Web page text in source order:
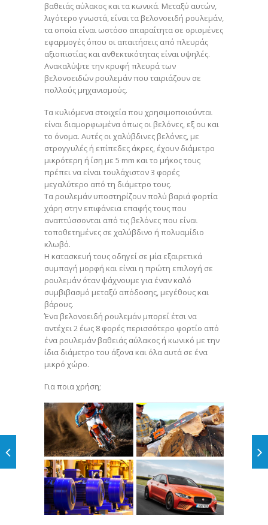
βαθειάς αύλακος και τα κωνικά. Μεταξύ αυτών,
λιγότερο γνωστά, είναι τα βελονοειδή ρουλεμάν,
τα οποία είναι ωστόσο απαραίτητα σε ορισμένες
εφαρμογές όπου οι απαιτήσεις από πλευράς
αξιοπιστίας και ανθεκτικότητας είναι υψηλές.
Ανακαλύψτε την κρυφή πλευρά των
βελονοειδών ρουλεμάν που ταιριάζουν σε
πολλούς μηχανισμούς.
Τα κυλιόμενα στοιχεία που χρησιμοποιούνται
είναι διαμορφωμένα όπως οι βελόνες, εξ ου και
το όνομα. Αυτές οι χαλύβδινες βελόνες, με
στρογγυλές ή επίπεδες άκρες, έχουν διάμετρο
μικρότερη ή ίση με 5 mm και το μήκος τους
πρέπει να είναι τουλάχιστον 3 φορές
μεγαλύτερο από τη διάμετρο τους.
Τα ρουλεμάν υποστηρίζουν πολύ βαριά φορτία
χάρη στην επιφάνεια επαφής τους που
αναπτύσσονται από τις βελόνες που είναι
τοποθετημένες σε χαλύβδινο ή πολυαμίδιο
κλωβό.
Η κατασκευή τους οδηγεί σε μία εξαιρετικά
συμπαγή μορφή και είναι η πρώτη επιλογή σε
ρουλεμάν όταν ψάχνουμε για έναν καλό
συμβιβασμό μεταξύ απόδοσης, μεγέθους και
βάρους.
Ένα βελονοειδή ρουλεμάν μπορεί έτσι να
αντέχει 2 έως 8 φορές περισσότερο φορτίο από
ένα ρουλεμάν βαθειάς αύλακος ή κωνικό με την
ίδια διάμετρο του άξονα και όλα αυτά σε ένα
μικρό χώρο.
Για ποια χρήση;